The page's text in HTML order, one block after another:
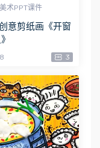
术PPT课件
意剪纸画《开窗
3